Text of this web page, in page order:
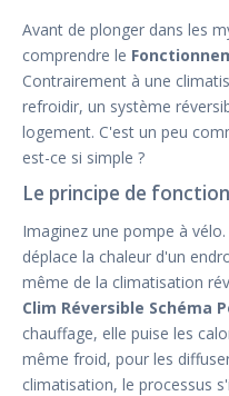
Avant de plonger dans les
comprendre le
Contrairement à une
refroidir, un système
logement. C'est un peu
est-ce si simple ?
Le principe de
Imaginez une pompe à
déplace la chaleur d'un
même de la climatisation
Clim Réversible Schéma
chauffage, elle puise les
même froid, pour les
climatisation, le processus